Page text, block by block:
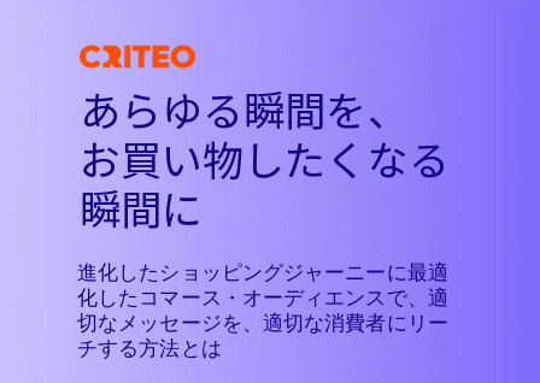
進化したショッピングジャーニーに最適
化したコマース・オーディエンスで、適
切なメッセージを、適切な消費者にリー
チする方法とは
あらゆる瞬間を、
お買い物したくなる
瞬間に